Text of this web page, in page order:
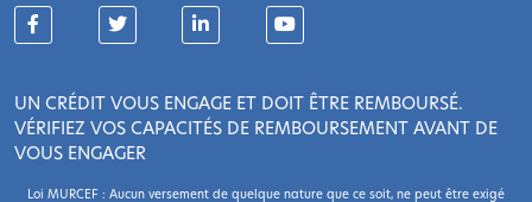
UN CRÉDIT VOUS ENGAGE ET DOIT ÊTRE REMBOURSÉ.
VÉRIFIEZ VOS CAPACITÉS DE REMBOURSEMENT AVANT DE
VOUS ENGAGER
Loi MURCEF : Aucun versement de quelque nature que ce soit, ne peut être exigé